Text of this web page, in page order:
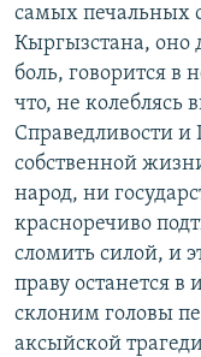
TÜRKMENÇE
самых печальных
Кыргызстана, оно
боль, говорится
что, не колеблясь
Справедливости
собственной
народ, ни
красноречиво
сломить силой, и
праву останется
склоним головы
аксыйской